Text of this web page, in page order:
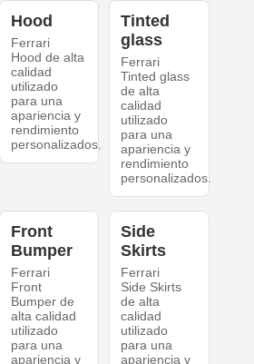
Hood
Ferrari
Hood de alta
calidad
utilizado
para una
apariencia y
rendimiento
personalizados.
Tinted
glass
Ferrari
Tinted glass
de alta
calidad
utilizado
para una
apariencia y
rendimiento
personalizados.
Front
Bumper
Ferrari
Front
Bumper de
alta calidad
utilizado
para una
apariencia y
Side
Skirts
Ferrari
Side Skirts
de alta
calidad
utilizado
para una
apariencia y